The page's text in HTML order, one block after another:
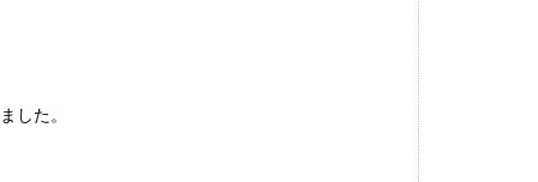
した。